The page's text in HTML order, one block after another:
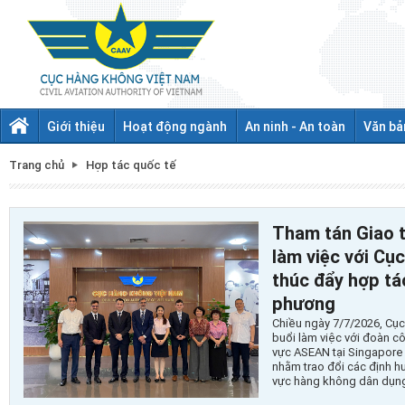
Giới thiệu Hoạt động ngành An ninh - An toàn Văn
Trang chủ Hợp tác quốc tế
Tham tán Giao
làm việc với
thúc đẩy hợp
phương
Chiều ngày 7/7/2026,
buổi làm việc với đoàn
vực ASEAN tại
nhằm trao đổi các định
vực hàng không dân